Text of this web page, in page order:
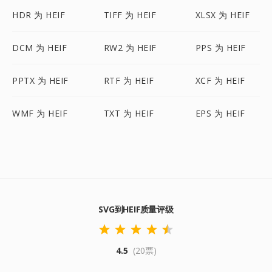
HDR 为 HEIF TIFF 为 HEIF XLSX 为 HEIF
DCM 为 HEIF RW2 为 HEIF PPS 为 HEIF
PPTX 为 HEIF RTF 为 HEIF XCF 为 HEIF
WMF 为 HEIF TXT 为 HEIF EPS 为 HEIF
SVG到HEIF质量评级
4.5 (20票)